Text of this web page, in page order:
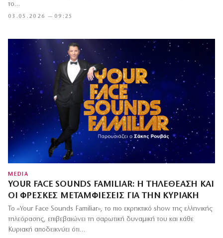
03.05.2026 — 09:25
το…
MEDIA
YOUR FACE SOUNDS FAMILIAR: Η ΤΗΛΕΘΈΑΣΗ ΚΑΙ
ΟΙ ΦΡΈΣΚΕΣ ΜΕΤΑΜΦΙΈΣΕΙΣ ΓΙΑ ΤΗΝ ΚΥΡΙΑΚΉ
Το «Your Face Sounds Familiar», το πιο εκρηκτικό show της ελληνικής
τηλεόρασης, επιβεβαιώνει τη σαρωτική δυναμική του και κάθε
Κυριακή αποδεικνύει ότι…